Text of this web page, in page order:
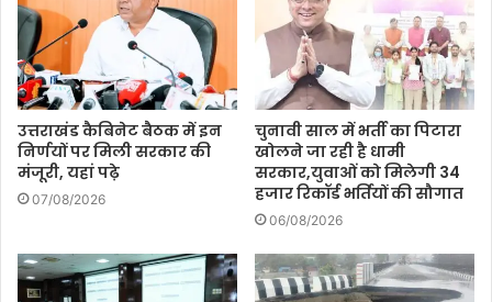
उत्तराखंड कैबिनेट बैठक में इन
निर्णयों पर मिली सरकार की
मंजूरी, यहां पढ़े
07/08/2026
चुनावी साल में भर्ती का पिटारा
खोलने जा रही है धामी
सरकार,युवाओं को मिलेगी 34
हजार रिकॉर्ड भर्तियों की सौगात
06/08/2026